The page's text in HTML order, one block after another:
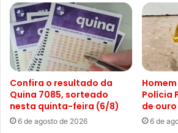
Confira o resultado da
Quina 7085, sorteado
nesta quinta-feira (6/8)
6 de agosto de 2026
Polícia
de
6 de